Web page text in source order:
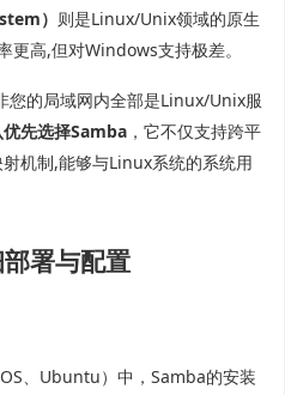
） 则是Linux/Unix领域的原生
高,但对Windows支持极差。
您的局域网内全部是Linux/Unix服
优先选择Samba ，它不仅支持跨平
机制,能够与Linux系统的系统用
署与配置
、Ubuntu）中，Samba的安装